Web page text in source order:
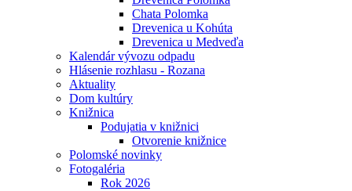
Chata Polomka
Drevenica u Kohúta
Drevenica u Medveďa
Kalendár vývozu odpadu
Hlásenie rozhlasu - Rozana
Aktuality
Dom kultúry
Knižnica
Podujatia v knižnici
Otvorenie knižnice
Polomské novinky
Fotogaléria
Rok 2026